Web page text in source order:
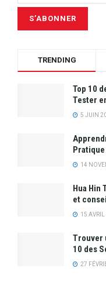
TRENDING
Top 10
Tester
5 JUIN
14
Hua Hin
et
15
Trouver
10 des
27